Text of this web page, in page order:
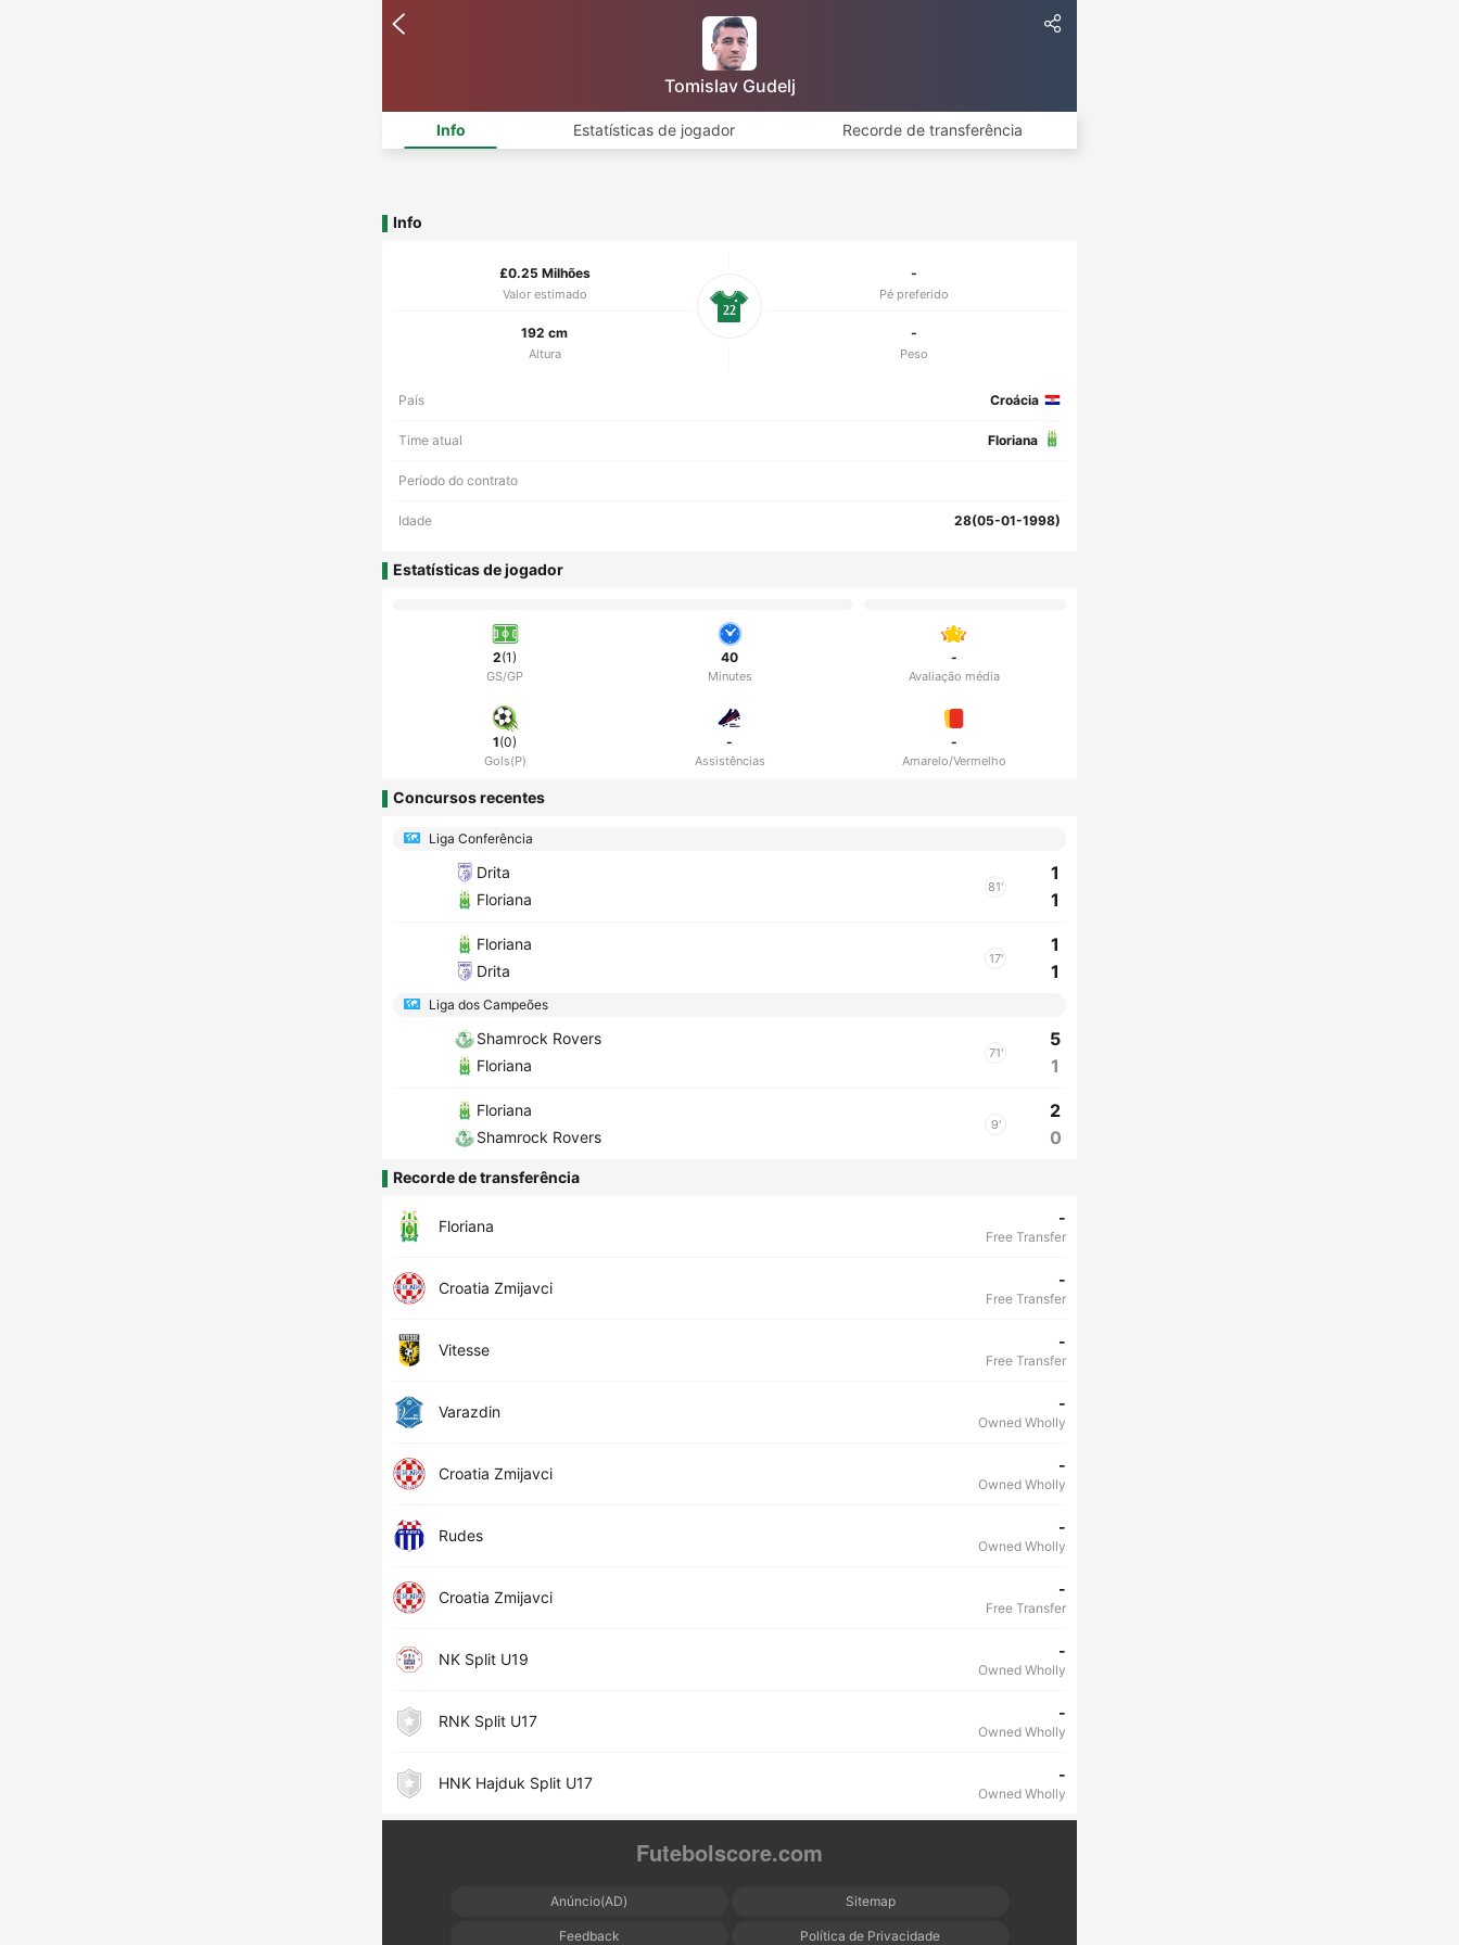
Tomislav Gudelj
Info Estatísticas de jogador Recorde de transferência
Info
£0.25 Milhões
Valor estimado
-
Pé preferido
192 cm
Altura
-
Peso
22
País Croácia
Time atual Floriana
Período do contrato
Idade 28(05-01-1998)
Estatísticas de jogador
2(1)
GS/GP
40
Minutes
-
Avaliação média
1(0)
Gols(P)
-
Assistências
-
Amarelo/Vermelho
Concursos recentes
Liga Conferência
Drita
Floriana
81'
1
1
Floriana
Drita
17'
1
1
Liga dos Campeões
Shamrock Rovers
Floriana
71'
5
1
Floriana
Shamrock Rovers
9'
2
0
Recorde de transferência
Floriana -
Free Transfer
Croatia Zmijavci -
Free Transfer
Vitesse -
Free Transfer
Varazdin -
Owned Wholly
Croatia Zmijavci -
Owned Wholly
Rudes -
Owned Wholly
Croatia Zmijavci -
Free Transfer
NK Split U19 -
Owned Wholly
RNK Split U17 -
Owned Wholly
HNK Hajduk Split U17 -
Owned Wholly
Futebolscore.com
Anúncio(AD) Sitemap
Feedback Política de Privacidade